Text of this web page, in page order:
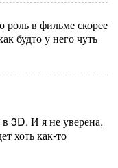
роль в фильме скорее
будто у него чуть
3D. И я не уверена,
хоть как-то